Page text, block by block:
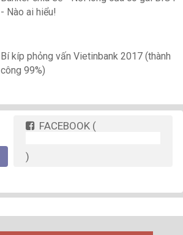
- Nào ai hiểu!
Bí kíp phỏng vấn Vietinbank 2017 (thành
công 99%)
FACEBOOK (
)